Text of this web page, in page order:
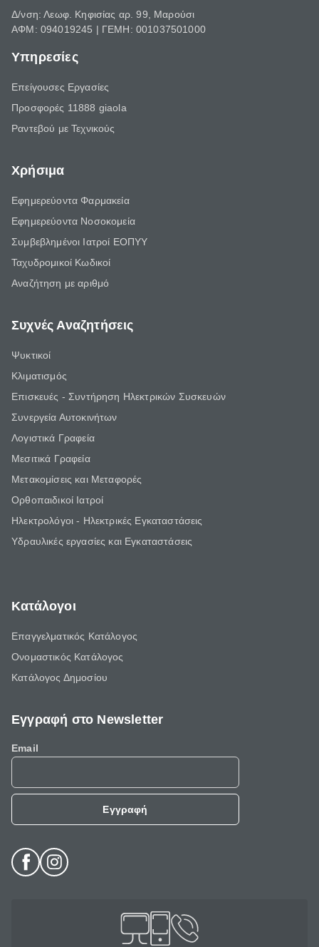
Δ/νση: Λεωφ. Κηφισίας αρ. 99, Μαρούσι
ΑΦΜ: 094019245 | ΓΕΜΗ: 001037501000
Υπηρεσίες
Επείγουσες Εργασίες
Προσφορές 11888 giaola
Ραντεβού με Τεχνικούς
Χρήσιμα
Εφημερεύοντα Φαρμακεία
Εφημερεύοντα Νοσοκομεία
Συμβεβλημένοι Ιατροί ΕΟΠΥΥ
Ταχυδρομικοί Κωδικοί
Αναζήτηση με αριθμό
Συχνές Αναζητήσεις
Ψυκτικοί
Κλιματισμός
Επισκευές - Συντήρηση Ηλεκτρικών Συσκευών
Συνεργεία Αυτοκινήτων
Λογιστικά Γραφεία
Μεσιτικά Γραφεία
Μετακομίσεις και Μεταφορές
Ορθοπαιδικοί Ιατροί
Ηλεκτρολόγοι - Ηλεκτρικές Εγκαταστάσεις
Υδραυλικές εργασίες και Εγκαταστάσεις
Κατάλογοι
Επαγγελματικός Κατάλογος
Ονομαστικός Κατάλογος
Κατάλογος Δημοσίου
Εγγραφή στο Newsletter
Email
Εγγραφή